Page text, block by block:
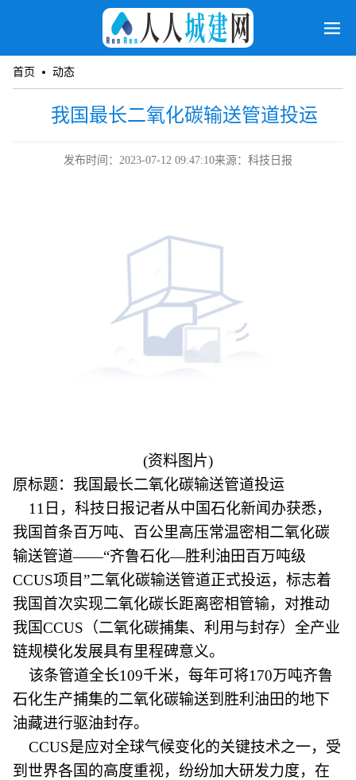
首页 动态
我国最长二氧化碳输送管道投运
发布时间：2023-07-12 09:47:10来源：科技日报
(资料图片)
原标题：我国最长二氧化碳输送管道投运
11日，科技日报记者从中国石化新闻办获悉，
我国首条百万吨、百公里高压常温密相二氧化碳
输送管道——“齐鲁石化—胜利油田百万吨级
CCUS项目”二氧化碳输送管道正式投运，标志着
我国首次实现二氧化碳长距离密相管输，对推动
我国CCUS（二氧化碳捕集、利用与封存）全产业
链规模化发展具有里程碑意义。
该条管道全长109千米，每年可将170万吨齐鲁
石化生产捕集的二氧化碳输送到胜利油田的地下
油藏进行驱油封存。
CCUS是应对全球气候变化的关键技术之一，受
到世界各国的高度重视，纷纷加大研发力度，在